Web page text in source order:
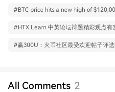
#BTC price hits a new high of
#HTX Learn 中英论坛辩题精彩观点有
#赢300U：火币社区最受欢迎帖子评
All Comments 2